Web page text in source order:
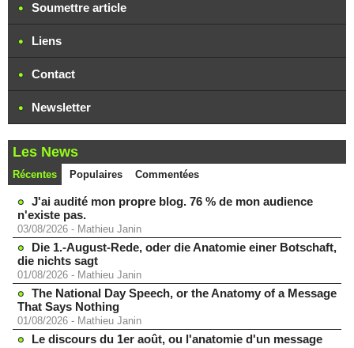
Soumettre article
Liens
Contact
Newsletter
Les News
Récentes Populaires Commentées
J'ai audité mon propre blog. 76 % de mon audience
n'existe pas.
03/08/2026 - Mathieu Janin
Die 1.-August-Rede, oder die Anatomie einer Botschaft,
die nichts sagt
01/08/2026 - Mathieu Janin
The National Day Speech, or the Anatomy of a Message
That Says Nothing
01/08/2026 - Mathieu Janin
Le discours du 1er août, ou l'anatomie d'un message